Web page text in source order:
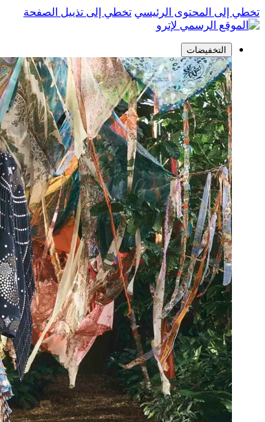
تخطي إلى المحتوى الرئيسي تخطي إلى تذييل الصفحة
التخفيضات